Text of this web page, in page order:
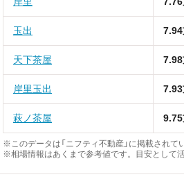
玉出 7.94
天下茶屋 7.98
岸里玉出 7.93
萩ノ茶屋 9.75
※このデータは「ニフティ不動産」に掲載され
※相場情報はあくまで参考値です。目安として活